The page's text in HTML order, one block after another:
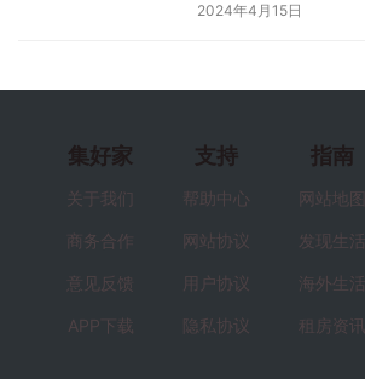
2024年4月15日
集好家
关于我们
商务合作
意见反馈
APP下载
支持
帮助中心
网站协议
用户协议
隐私协议
指南
网站地图
发现生活
海外生活
租房资讯